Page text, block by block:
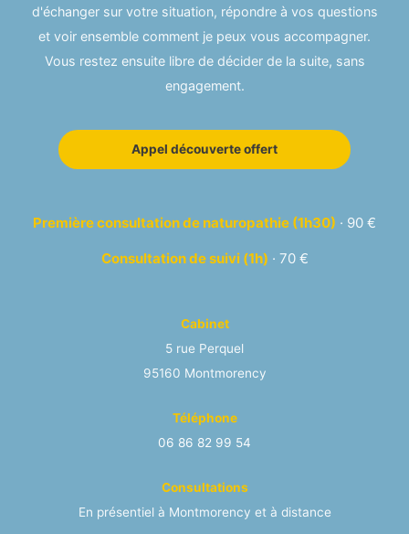
d'échanger sur votre situation, répondre à vos questions
et voir ensemble comment je peux vous accompagner.
Vous restez ensuite libre de décider de la suite, sans
engagement.
Appel découverte offert
Première consultation de naturopathie (1h30) · 90 €
Consultation de suivi (1h) · 70 €
Cabinet
5 rue Perquel
95160 Montmorency
Téléphone
06 86 82 99 54
Consultations
En présentiel à Montmorency et à distance